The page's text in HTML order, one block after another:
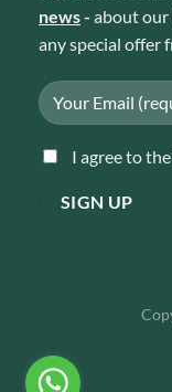
news- about our
any special offer
I agree to